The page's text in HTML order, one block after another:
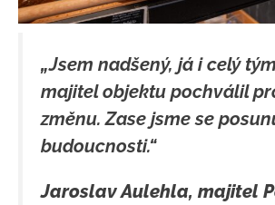
„Jsem nadšený, já i celý
majitel objektu pochválil
změnu. Zase jsme se
budoucnosti.“
Jaroslav Aulehla, majitel